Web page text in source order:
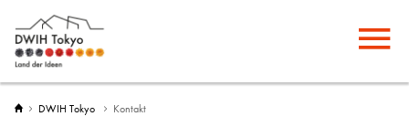
DWIH Tokyo Kontakt